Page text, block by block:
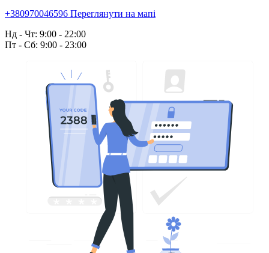
+380970046596 Переглянути на мапі
Нд - Чт: 9:00 - 22:00
Пт - Сб: 9:00 - 23:00